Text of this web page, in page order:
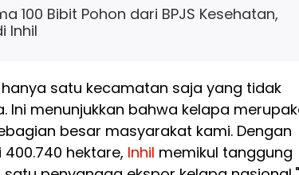
100 Bibit Pohon dari BPJS Kesehatan,
Inhil
hanya satu kecamatan saja yang tidak
Ini menunjukkan bahwa kelapa
besar masyarakat kami. Dengan
hektare, Inhil memikul tanggung